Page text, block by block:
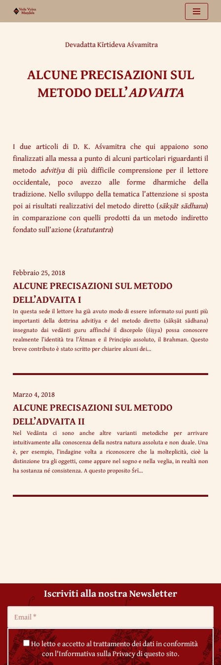
Devadatta Kīrtideva Aśvamitra
ALCUNE PRECISAZIONI SUL
METODO DELL’ADVAITA
I due articoli di D. K. Aśvamitra che qui appaiono sono
finalizzati alla messa a punto di alcuni particolari riguardanti il
metodo advitīyadi più difficile comprensione per il lettore
occidentale, poco avezzo alle forme dharmiche della
tradizione. Nello sviluppo della tematica l’attenzione si sposta
poi ai risultati realizzativi del metodo diretto (sākṣāt sādhana)
in comparazione con quelli prodotti da un metodo indiretto
fondato sull’azione (kratutantra)
Febbraio 25, 2018
ALCUNE PRECISAZIONI SUL METODO
DELL’ADVAITA I
In questa sede il lettore ha già avuto modo di essere informato sui punti più
importanti della dottrina advitīya e del metodo diretto (sākṣāt sādhana)
insegnato dai vedānti guru affinché il discepolo (śiṣya) possa conoscere
realmente l’identità tra l’Ātman e il Principio assoluto, il Brahman. Questo
breve contributo è stato scritto per chiarire alcuni dei…
Marzo 4, 2018
ALCUNE PRECISAZIONI SUL METODO
DELL’ADVAITA II
Nel Vedānta ci sono anche altre varianti metodiche per arrivare
intuitivamente alla conoscenza della nostra natura assoluta e non duale. Una
è, per esempio, l’indagine volta a riconoscere che la molteplicità, cioè la
distinzione tra gli oggetti, come appare nel sogno e nella veglia, in realtà non
ha sostanza né consistenza. A questo proposito Śrī…
Iscriviti alla nostra Newsletter
Ho letto e accetto al trattamento dei dati in conformità
con l'Informativa sulla Privacy di questo sito.